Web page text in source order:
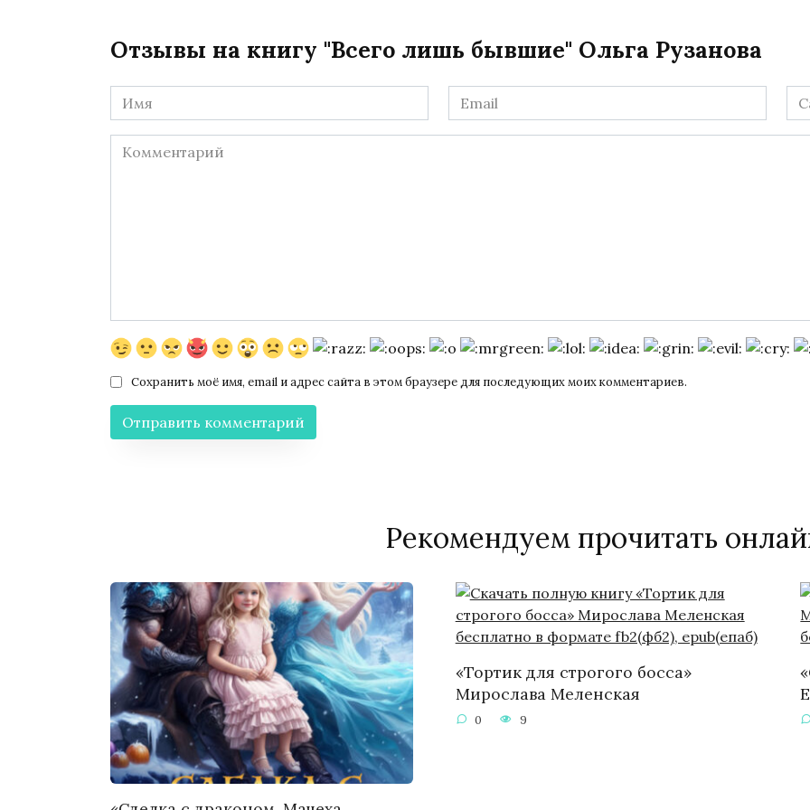
Отзывы на книгу "Всего лишь бывшие" Ольга Рузанова
Имя
*
Email
*
Комментарий
Сохранить моё имя, email и адрес сайта в этом браузере для последующих моих комментариев.
Рекомендуем прочитать
«Тортик для строгого босса»
Мирослава Меленская
0 9